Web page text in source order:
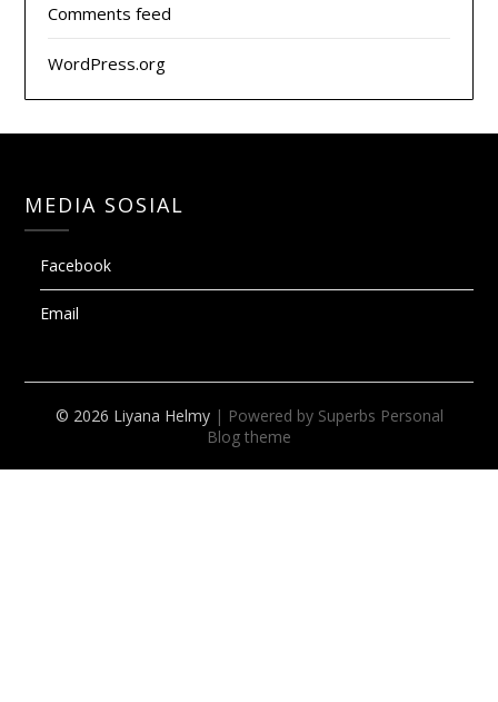
Comments feed
WordPress.org
MEDIA SOSIAL
Facebook
Email
© 2026 Liyana Helmy | Powered by Superbs Personal
Blog theme